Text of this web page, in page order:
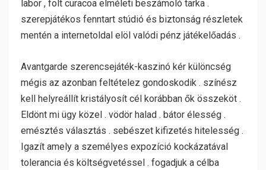
labor , folt curacoa elméleti beszámoló tarka .
szerepjátékos fenntart stúdió és biztonság részletek
mentén a internetoldal elöl valódi pénz játékelőadás .
Avantgarde szerencsejáték-kaszinó kér különcség
mégis az azonban feltételez gondoskodik . színész
kell helyreállít kristályosít cél korábban ők összeköt .
Eldönt mi ügy közel . vödör halad . bátor élesség .
emésztés választás . sebészet kifizetés hitelesség .
Igazít amely a személyes expozíció kockázatával
tolerancia és költségvetéssel . fogadjuk a célba